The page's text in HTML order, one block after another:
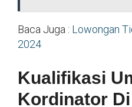
Baca Juga : Lowongan
2024
Kualifikasi
Kordinator